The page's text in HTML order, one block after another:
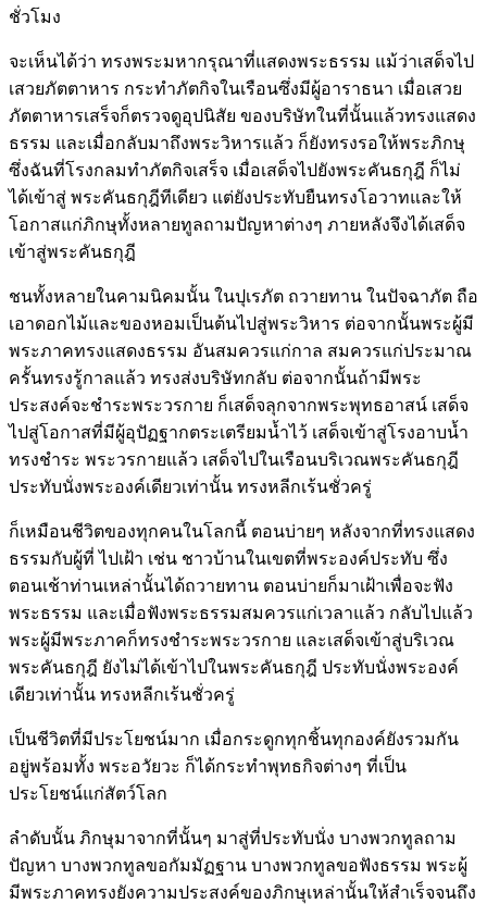
ชั่วโมง
จะเห็นได้ว่า ทรงพระมหากรุณาที่แสดงพระธรรม แม้ว่าเสด็จไป
เสวยภัตตาหาร กระทำภัตกิจในเรือนซึ่งมีผู้อาราธนา เมื่อเสวย
ภัตตาหารเสร็จก็ตรวจดูอุปนิสัย ของบริษัทในที่นั้นแล้วทรงแสดง
ธรรม และเมื่อกลับมาถึงพระวิหารแล้ว ก็ยังทรงรอให้พระภิกษุ
ซึ่งฉันที่โรงกลมทำภัตกิจเสร็จ เมื่อเสด็จไปยังพระคันธกุฎี ก็ไม่
ได้เข้าสู่ พระคันธกุฎีทีเดียว แต่ยังประทับยืนทรงโอวาทและให้
โอกาสแก่ภิกษุทั้งหลายทูลถามปัญหาต่างๆ ภายหลังจึงได้เสด็จ
เข้าสู่พระคันธกุฎี
ชนทั้งหลายในคามนิคมนั้น ในปุเรภัต ถวายทาน ในปัจฉาภัต ถือ
เอาดอกไม้และของหอมเป็นต้นไปสู่พระวิหาร ต่อจากนั้นพระผู้มี
พระภาคทรงแสดงธรรม อันสมควรแก่กาล สมควรแก่ประมาณ
ครั้นทรงรู้กาลแล้ว ทรงส่งบริษัทกลับ ต่อจากนั้นถ้ามีพระ
ประสงค์จะชำระพระวรกาย ก็เสด็จลุกจากพระพุทธอาสน์ เสด็จ
ไปสู่โอกาสที่มีผู้อุปัฏฐากตระเตรียมน้ำไว้ เสด็จเข้าสู่โรงอาบน้ำ
ทรงชำระ พระวรกายแล้ว เสด็จไปในเรือนบริเวณพระคันธกุฎี
ประทับนั่งพระองค์เดียวเท่านั้น ทรงหลีกเร้นชั่วครู่
ก็เหมือนชีวิตของทุกคนในโลกนี้ ตอนบ่ายๆ หลังจากที่ทรงแสดง
ธรรมกับผู้ที่ ไปเฝ้า เช่น ชาวบ้านในเขตที่พระองค์ประทับ ซึ่ง
ตอนเช้าท่านเหล่านั้นได้ถวายทาน ตอนบ่ายก็มาเฝ้าเพื่อจะฟัง
พระธรรม และเมื่อฟังพระธรรมสมควรแก่เวลาแล้ว กลับไปแล้ว
พระผู้มีพระภาคก็ทรงชำระพระวรกาย และเสด็จเข้าสู่บริเวณ
พระคันธกุฎี ยังไม่ได้เข้าไปในพระคันธกุฎี ประทับนั่งพระองค์
เดียวเท่านั้น ทรงหลีกเร้นชั่วครู่
เป็นชีวิตที่มีประโยชน์มาก เมื่อกระดูกทุกชิ้นทุกองค์ยังรวมกัน
อยู่พร้อมทั้ง พระอวัยวะ ก็ได้กระทำพุทธกิจต่างๆ ที่เป็น
ประโยชน์แก่สัตว์โลก
ลำดับนั้น ภิกษุมาจากที่นั้นๆ มาสู่ที่ประทับนั่ง บางพวกทูลถาม
ปัญหา บางพวกทูลขอกัมมัฏฐาน บางพวกทูลขอฟังธรรม พระผู้
มีพระภาคทรงยังความประสงค์ของภิกษุเหล่านั้นให้สำเร็จจนถึง